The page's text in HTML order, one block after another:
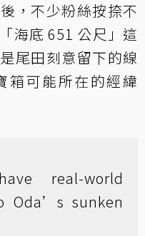
，不少粉絲按捺不
海底 651 公尺」這
尾田刻意留下的線
箱可能所在的經緯
real-world
Oda’s sunken